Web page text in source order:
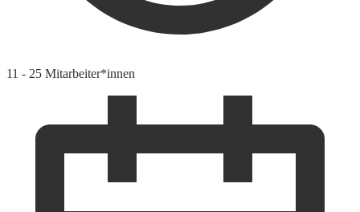
11 - 25 Mitarbeiter*innen